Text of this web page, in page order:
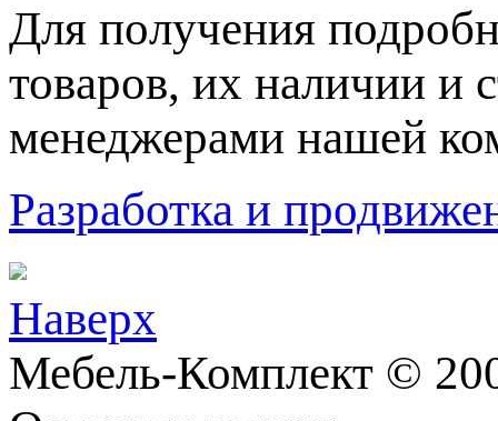
Для пoлучения
товaров, их нaличии и
менеджерами нашей
Разработка и
Наверх
Мебель-Комплект ©